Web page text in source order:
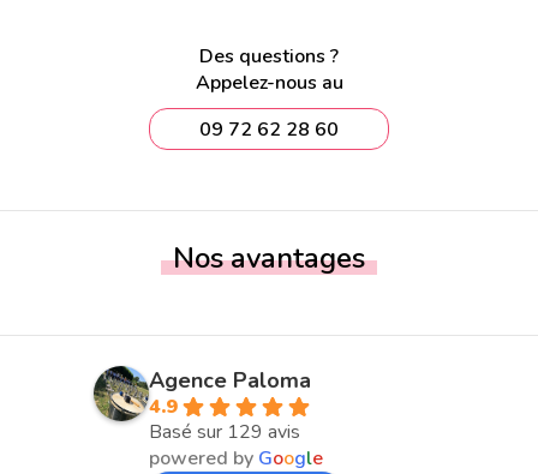
Des questions ?
Appelez-nous au
09 72 62 28 60
Nos avantages
Agence Paloma
4.9
Basé sur 129 avis
powered by Google